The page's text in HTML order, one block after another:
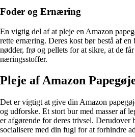
Foder og Ernæring
En vigtig del af at pleje en Amazon
rette ernæring. Deres kost bør bestå af
nødder, frø og pellets for at sikre, at de
næringsstoffer.
Pleje af Amazon
Det er vigtigt at give din Amazon
og udforske. Et stort bur med masser af
er afgørende for deres trivsel. Derudover
socialisere med din fugl for at forhindre